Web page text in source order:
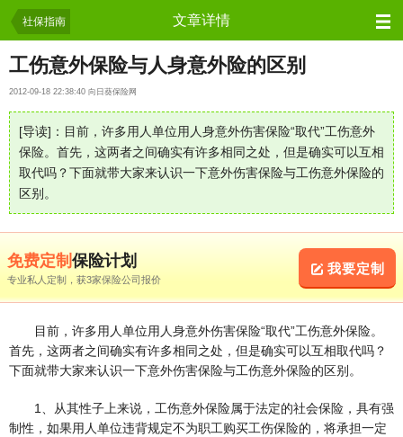
社保指南 文章详情
工伤意外保险与人身意外险的区别
2012-09-18 22:38:40 向日葵保险网
[导读]：目前，许多用人单位用人身意外伤害保险“取代”工伤意外
保险。首先，这两者之间确实有许多相同之处，但是确实可以互相
取代吗？下面就带大家来认识一下意外伤害保险与工伤意外保险的
区别。
我要定制
免费定制 保险计划
专业私人定制，获3家保险公司报价
目前，许多用人单位用人身意外伤害保险“取代”工伤意外保险。
首先，这两者之间确实有许多相同之处，但是确实可以互相取代吗？
下面就带大家来认识一下意外伤害保险与工伤意外保险的区别。
1、从其性子上来说，工伤意外保险属于法定的社会保险，具有强
制性，如果用人单位违背规定不为职工购买工伤保险的，将承担一定